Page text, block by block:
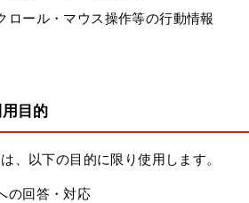
ロール・マウス操作等の行動情報
目的
、以下の目的に限り使用します。
の回答・対応